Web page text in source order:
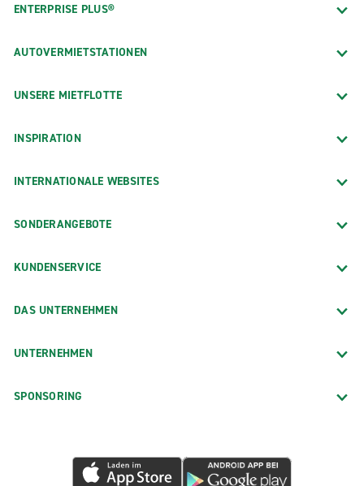
ENTERPRISE PLUS®
AUTOVERMIETSTATIONEN
UNSERE MIETFLOTTE
INSPIRATION
INTERNATIONALE WEBSITES
SONDERANGEBOTE
KUNDENSERVICE
DAS UNTERNEHMEN
UNTERNEHMEN
SPONSORING